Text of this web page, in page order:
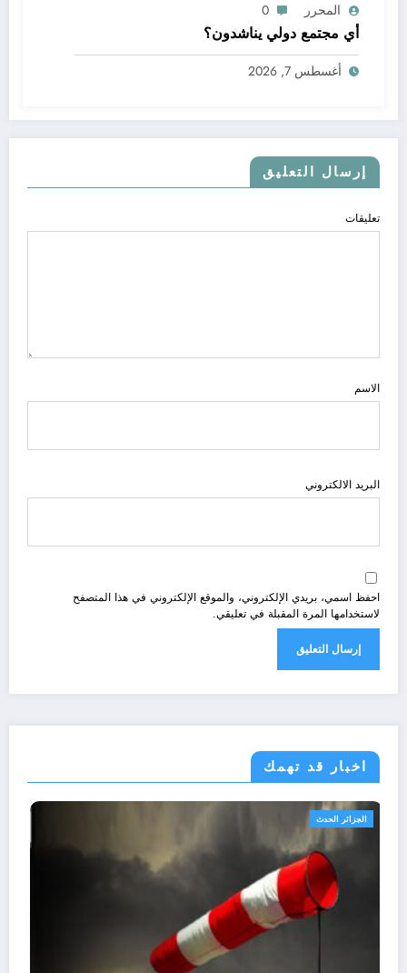
المحرر 0
أي مجتمع دولي يناشدون؟
أغسطس 7, 2026
إرسال التعليق
تعليقات
الاسم
البريد الالكتروني
احفظ اسمي، بريدي الإلكتروني، والموقع الإلكتروني في هذا المتصفح
لاستخدامها المرة المقبلة في تعليقي.
اخبار قد تهمك